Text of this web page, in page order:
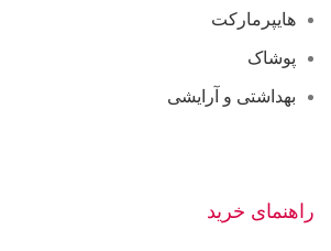
هایپرمارکت
پوشاک
بهداشتی و آرایشی
راهنمای خرید